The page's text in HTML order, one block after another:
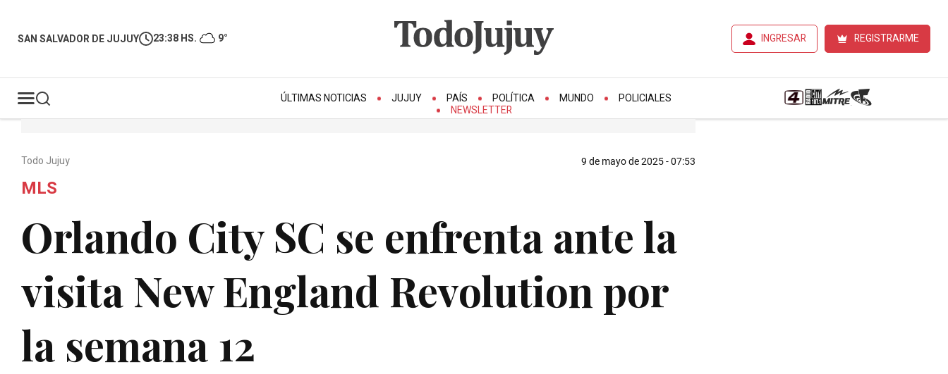
SAN SALVADOR DE JUJUY 23:38 HS. 9° INGRESAR REGISTRARME
ÚLTIMAS NOTICIAS JUJUY PAÍS POLÍTICA MUNDO
POLICIALES
NEWSLETTER
Todo Jujuy 9 de mayo de 2025 - 07:53
MLS
Orlando City SC se enfrenta ante la
visita New England Revolution por
la semana 12